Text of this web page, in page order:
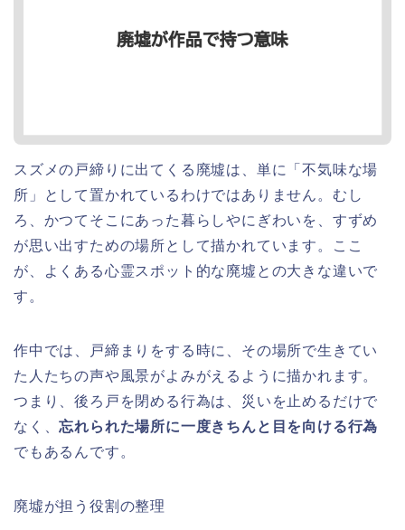
スズメの戸締りに出てくる廃墟は、単に「不気味な場
所」として置かれているわけではありません。むし
ろ、かつてそこにあった暮らしやにぎわいを、すずめ
が思い出すための場所として描かれています。ここ
が、よくある心霊スポット的な廃墟との大きな違いで
す。
作中では、戸締まりをする時に、その場所で生きてい
た人たちの声や風景がよみがえるように描かれます。
つまり、後ろ戸を閉める行為は、災いを止めるだけで
なく、忘れられた場所に一度きちんと目を向ける行為
でもあるんです。
廃墟が担う役割の整理